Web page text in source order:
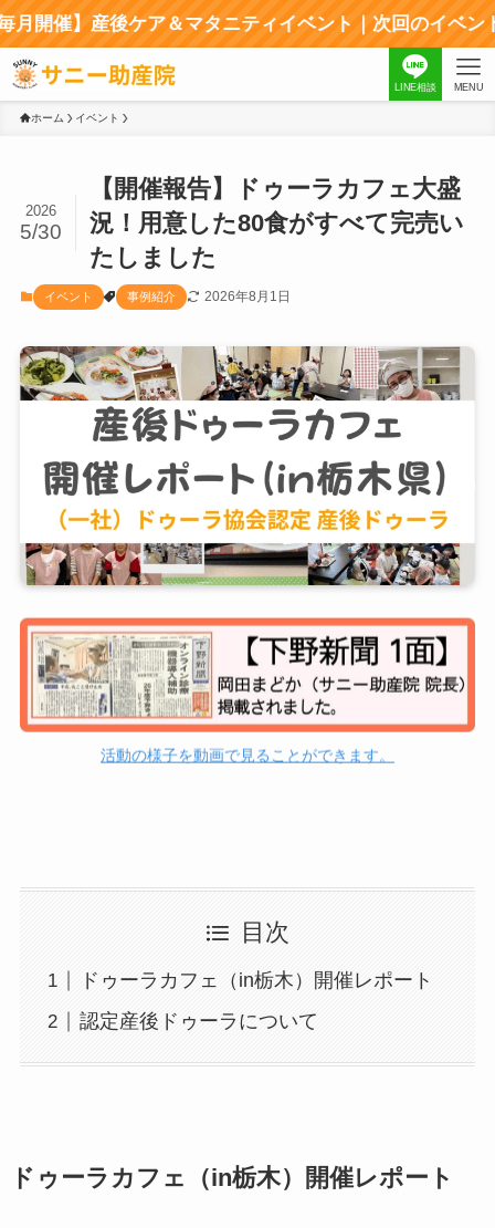
後ケア＆マタニティイベント｜次回のイベントはコチ
LINE相談 MENU
ホーム イベント
【開催報告】ドゥーラカフェ大盛
況！用意した80食がすべて完売い
たしました
2026
5/30
イベント 事例紹介 2026年8月1日
活動の様子を動画で見ることができます。
目次
ドゥーラカフェ（in栃木）開催レポート
認定産後ドゥーラについて
ドゥーラカフェ（in栃木）開催レポート